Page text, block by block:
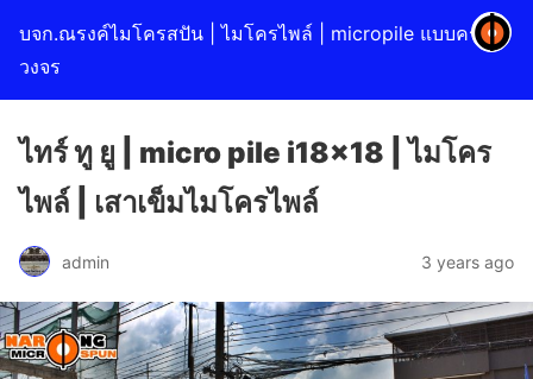
บจก.ณรงค์ไมโครสปัน | ไมโครไพล์ | micropile แบบครบ
วงจร
ไทร์ ทู ยู | micro pile i18x18 | ไมโคร
ไพล์ | เสาเข็มไมโครไพล์
admin 3 years ago